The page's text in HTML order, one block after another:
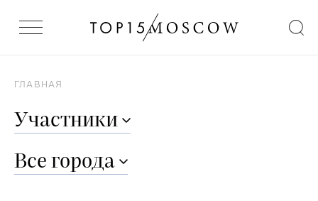
ГЛАВНАЯ
Участники
Все города